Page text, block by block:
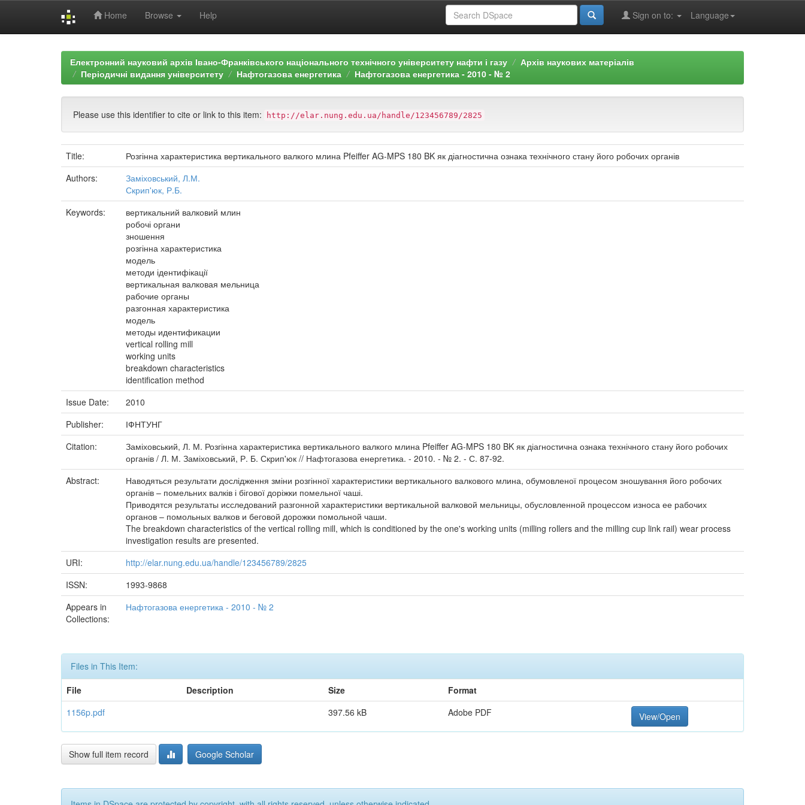
Home Browse Help Language
Sign on to:
Електронний науковий архів Івано-Франківського національного технічного університету нафти і газу
Архів наукових матеріалів
Періодичні видання університету
Нафтогазова енергетика Нафтогазова енергетика - 2010 - № 2
Please use this identifier to cite or link to this item: http://elar.nung.edu.ua/handle/123456789/2825
Title:
Розгінна характеристика вертикального валкого млина Pfeiffer AG-MPS 180 BK як діагностична ознака технічного стану його робочих органів
Authors:
Заміховський, Л.М.
Скрип'юк, Р.Б.
Keywords:
вертикальний валковий млин
робочі органи
зношення
розгінна характеристика
модель
методи ідентифікації
вертикальная валковая мельница
рабочие органы
разгонная характеристика
модель
методы идентификации
vertical rolling mill
working units
breakdown characteristics
identification method
Issue Date:
2010
Publisher:
ІФНТУНГ
Citation:
Заміховський, Л. М. Розгінна характеристика вертикального валкого млина Pfeiffer AG-MPS 180 BK як діагностична ознака технічного стану його робочих
органів / Л. М. Заміховський, Р. Б. Скрип'юк // Нафтогазова енергетика. - 2010. - № 2. - С. 87-92.
Abstract:
Наводяться результати дослідження зміни розгінної характеристики вертикального валкового млина, обумовленої процесом зношування його робочих
органів – помельних валків і бігової доріжки помельної чаші.
Приводятся результаты исследований разгонной характеристики вертикальной валковой мельницы, обусловленной процессом износа ее рабочих
органов – помольных валков и беговой дорожки помольной чаши.
The breakdown characteristics of the vertical rolling mill, which is conditioned by the one's working units (milling rollers and the milling cup link rail) wear process
investigation results are presented.
URI:
http://elar.nung.edu.ua/handle/123456789/2825
ISSN:
1993-9868
Appears in
Collections:
Нафтогазова енергетика - 2010 - № 2
Files in This Item:
File
Description Size
Format
1156p.pdf
397.56 kB Adobe PDF View/Open
Show full item record Google Scholar